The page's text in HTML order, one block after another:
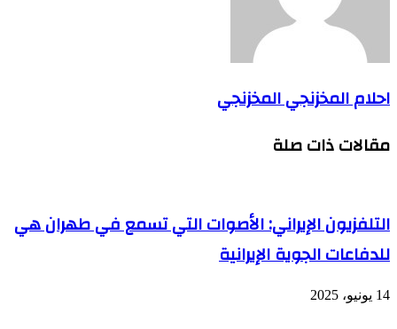
احلام المخزنجي المخزنجي
مقالات ذات صلة
التلفزيون الإيراني: الأصوات التي تسمع في طهران هي
للدفاعات الجوية الإيرانية
14 يونيو، 2025